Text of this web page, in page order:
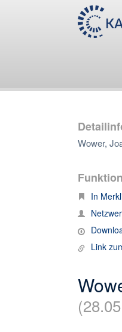
Wower,
In
Link